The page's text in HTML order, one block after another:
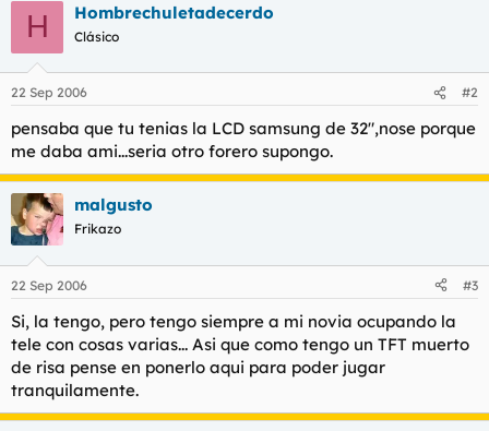
H Hombrechuletadecerdo
Clásico
22 Sep 2006 #2
pensaba que tu tenias la LCD samsung de 32",nose porque
me daba ami...seria otro forero supongo.
malgusto
Frikazo
22 Sep 2006 #3
Si, la tengo, pero tengo siempre a mi novia ocupando la
tele con cosas varias... Asi que como tengo un TFT muerto
de risa pense en ponerlo aqui para poder jugar
tranquilamente.